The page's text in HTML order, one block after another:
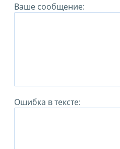
Ваше сообщение:
Ошибка в тексте: